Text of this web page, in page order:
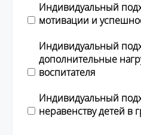
Индивидуальный
мотивации и
Индивидуальный
дополнительные
воспитателя
Индивидуальный
неравенству детей в